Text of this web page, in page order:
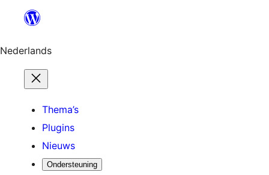
de
Nederlands
Thema’s
Plugins
Nieuws
Ondersteuning